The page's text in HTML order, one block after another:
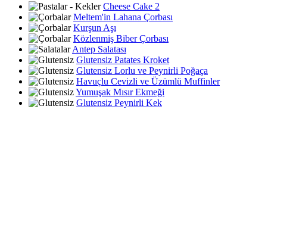
Cheese Cake 2
Meltem'in Lahana Çorbası
Kurşun Aşı
Közlenmiş Biber Çorbası
Antep Salatası
Glutensiz Patates Kroket
Glutensiz Lorlu ve Peynirli Poğaça
Havuçlu Cevizli ve Üzümlü Muffinler
Yumuşak Mısır Ekmeği
Glutensiz Peynirli Kek